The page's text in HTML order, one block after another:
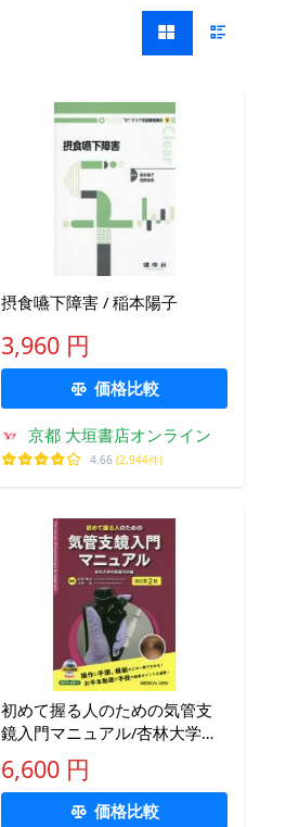
摂食嚥下障害 / 稲本陽子
3,960 円
価格比較
京都 大垣書店オンライン
4.66 (2,944件)
初めて握る人のための気管支
鏡入門マニュアル/杏林大学呼
吸器内科/石井晴之/小林史
6,600 円
価格比較